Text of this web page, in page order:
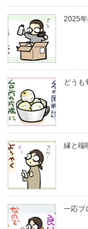
2025
どうも
縁と端
一応ブ